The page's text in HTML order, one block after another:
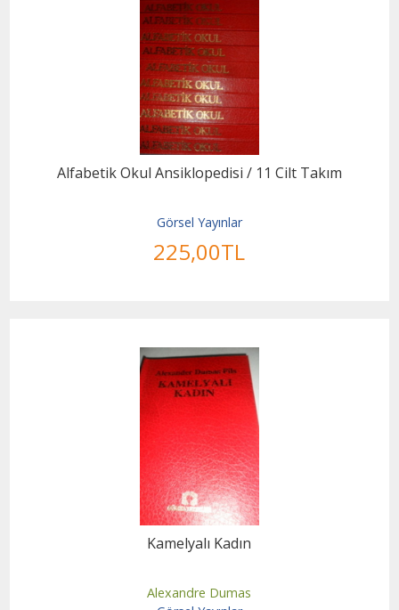
Alfabetik Okul Ansiklopedisi / 11 Cilt Takım
Görsel Yayınlar
225,00TL
Kamelyalı Kadın
Alexandre Dumas